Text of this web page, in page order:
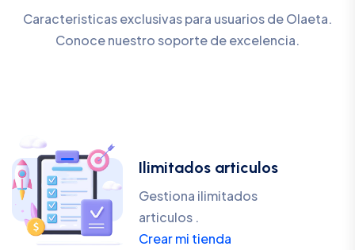
Caracteristicas exclusivas para usuarios de Olaeta.
Conoce nuestro soporte de excelencia.
Ilimitados articulos
Gestiona ilimitados
articulos .
Crear mi tienda